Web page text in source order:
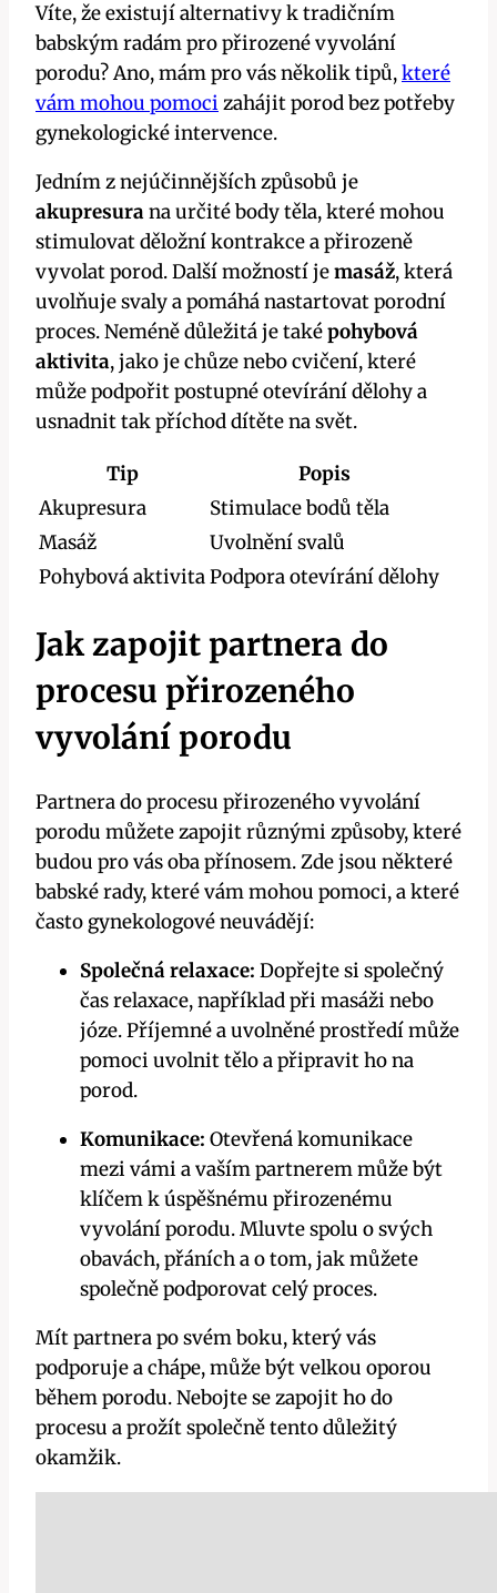
Víte, že existují alternativy k tradičním
babským radám pro přirozené vyvolání
porodu? Ano, mám pro vás několik tipů,které
vám mohou pomoci zahájit porod bez potřeby
gynekologické intervence.
Jedním z nejúčinnějších způsobů je
akupresurana určité body těla, které mohou
stimulovat děložní kontrakce a přirozeně
vyvolat porod. Další možností jemasáž, která
uvolňuje svaly a pomáhá nastartovat porodní
proces. Neméně důležitá je taképohybová
aktivita, jako je chůze nebo cvičení, které
může podpořit postupné otevírání dělohy a
usnadnit tak příchod dítěte na svět.
Tip
Popis
Akupresura
Stimulace bodů těla
Masáž
Uvolnění svalů
Pohybová aktivitaPodpora otevírání dělohy
Jak zapojit partnera do
procesu přirozeného
vyvolání porodu
Partnera do procesu přirozeného vyvolání
porodu můžete zapojit různými způsoby, které
budou pro vás oba přínosem. Zde jsou některé
babské rady, které vám mohou pomoci, a které
často gynekologové neuvádějí:
Společná relaxace: Dopřejte si společný
čas relaxace, například při masáži nebo
józe. Příjemné a uvolněné prostředí může
pomoci uvolnit tělo a připravit ho na
porod.
Komunikace: Otevřená komunikace
mezi vámi a vaším partnerem může být
klíčem k úspěšnému přirozenému
vyvolání porodu. Mluvte spolu o svých
obavách, přáních a o tom, jak můžete
společně podporovat celý proces.
Mít partnera po svém boku, který vás
podporuje a chápe, může být velkou oporou
během porodu. Nebojte se zapojit ho do
procesu a prožít společně tento důležitý
okamžik.